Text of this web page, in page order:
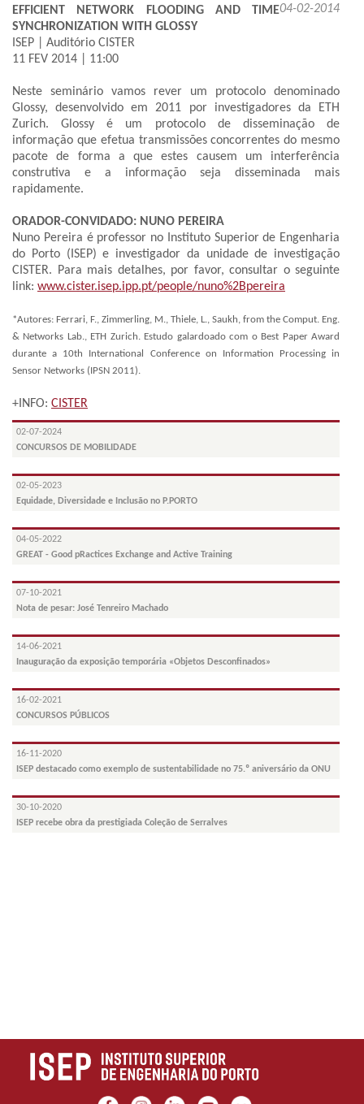
04-02-2014
EFFICIENT NETWORK FLOODING AND TIME
SYNCHRONIZATION WITH GLOSSY
ISEP | Auditório CISTER
11 FEV 2014 | 11:00
Neste seminário vamos rever um protocolo denominado
Glossy, desenvolvido em 2011 por investigadores da ETH
Zurich. Glossy é um protocolo de disseminação de
informação que efetua transmissões concorrentes do mesmo
pacote de forma a que estes causem um interferência
construtiva e a informação seja disseminada mais
rapidamente.
ORADOR-CONVIDADO: NUNO PEREIRA
Nuno Pereira é professor no Instituto Superior de Engenharia
do Porto (ISEP) e investigador da unidade de investigação
CISTER. Para mais detalhes, por favor, consultar o seguinte
link: www.cister.isep.ipp.pt/people/nuno%2Bpereira
*Autores: Ferrari, F., Zimmerling, M., Thiele, L., Saukh, from the Comput. Eng.
& Networks Lab., ETH Zurich. Estudo galardoado com o Best Paper Award
durante a 10th International Conference on Information Processing in
Sensor Networks (IPSN 2011).
+INFO: CISTER
02-07-2024
CONCURSOS DE MOBILIDADE
02-05-2023
Equidade, Diversidade e Inclusão no P.PORTO
04-05-2022
GREAT - Good pRactices Exchange and Active Training
07-10-2021
Nota de pesar: José Tenreiro Machado
14-06-2021
Inauguração da exposição temporária «Objetos Desconfinados»
16-02-2021
CONCURSOS PÚBLICOS
16-11-2020
ISEP destacado como exemplo de sustentabilidade no 75.º aniversário da ONU
30-10-2020
ISEP recebe obra da prestigiada Coleção de Serralves